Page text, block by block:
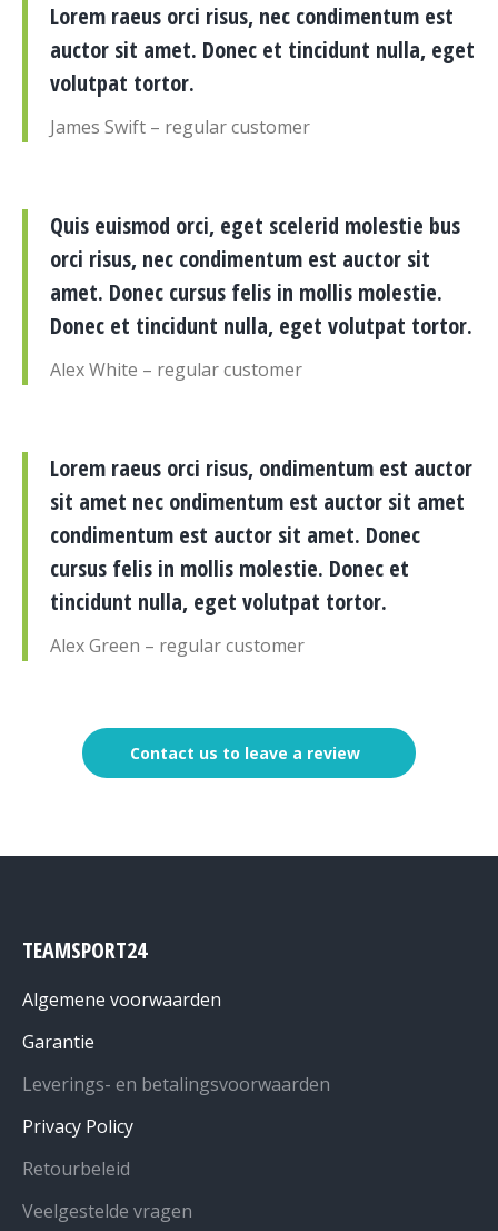
Lorem raeus orci risus, nec condimentum est
auctor sit amet. Donec et tincidunt nulla, eget
volutpat tortor.
James Swift – regular customer
Quis euismod orci, eget scelerid molestie bus
orci risus, nec condimentum est auctor sit
amet. Donec cursus felis in mollis molestie.
Donec et tincidunt nulla, eget volutpat tortor.
Alex White – regular customer
Lorem raeus orci risus, ondimentum est auctor
sit amet nec ondimentum est auctor sit amet
condimentum est auctor sit amet. Donec
cursus felis in mollis molestie. Donec et
tincidunt nulla, eget volutpat tortor.
Alex Green – regular customer
Contact us to leave a review
TEAMSPORT24
Algemene voorwaarden
Garantie
Leverings- en betalingsvoorwaarden
Privacy Policy
Retourbeleid
Veelgestelde vragen